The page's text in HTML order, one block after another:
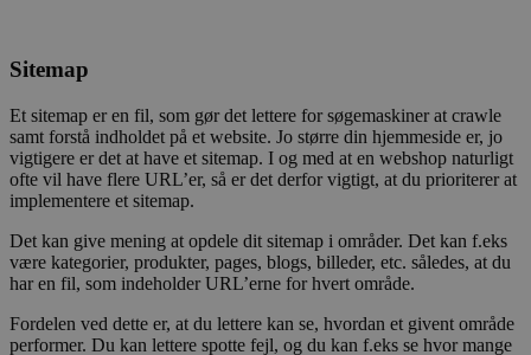
Sitemap
Et sitemap er en fil, som gør det lettere for søgemaskiner at crawle
samt forstå indholdet på et website. Jo større din hjemmeside er, jo
vigtigere er det at have et sitemap. I og med at en webshop naturligt
ofte vil have flere URL’er, så er det derfor vigtigt, at du prioriterer at
implementere et sitemap.
Det kan give mening at opdele dit sitemap i områder. Det kan f.eks
være kategorier, produkter, pages, blogs, billeder, etc. således, at du
har en fil, som indeholder URL’erne for hvert område.
Fordelen ved dette er, at du lettere kan se, hvordan et givent område
performer. Du kan lettere spotte fejl, og du kan f.eks se hvor mange